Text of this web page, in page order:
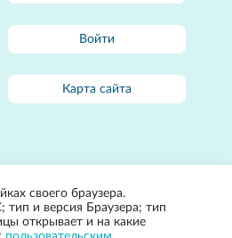
Войти
Карта сайта
своего браузера.
тип и версия Браузера; тип
открывает и на какие